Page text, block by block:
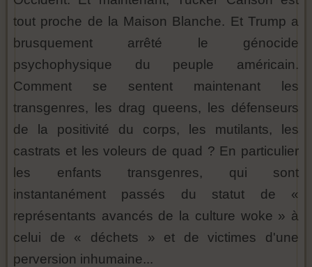
tout proche de la Maison Blanche. Et Trump a
brusquement arrêté le génocide
psychophysique du peuple américain.
Comment se sentent maintenant les
transgenres, les drag queens, les défenseurs
de la positivité du corps, les mutilants, les
castrats et les voleurs de quad ? En particulier
les enfants transgenres, qui sont
instantanément passés du statut de «
représentants avancés de la culture woke » à
celui de « déchets » et de victimes d'une
perversion inhumaine...